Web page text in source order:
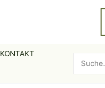
KONTAKT
for: